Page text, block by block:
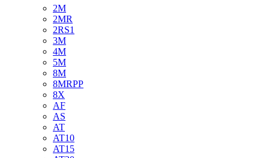
2M
2MR
2RS1
3M
4M
5M
8M
8MRPP
8X
AF
AS
AT
AT10
AT15